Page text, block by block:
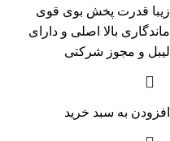
زیبا قدرت پخش بوی قوی
ماندگاری بالا اصلی و دارای
لیبل و مجوز شرکتی
افزودن به سبد خرید